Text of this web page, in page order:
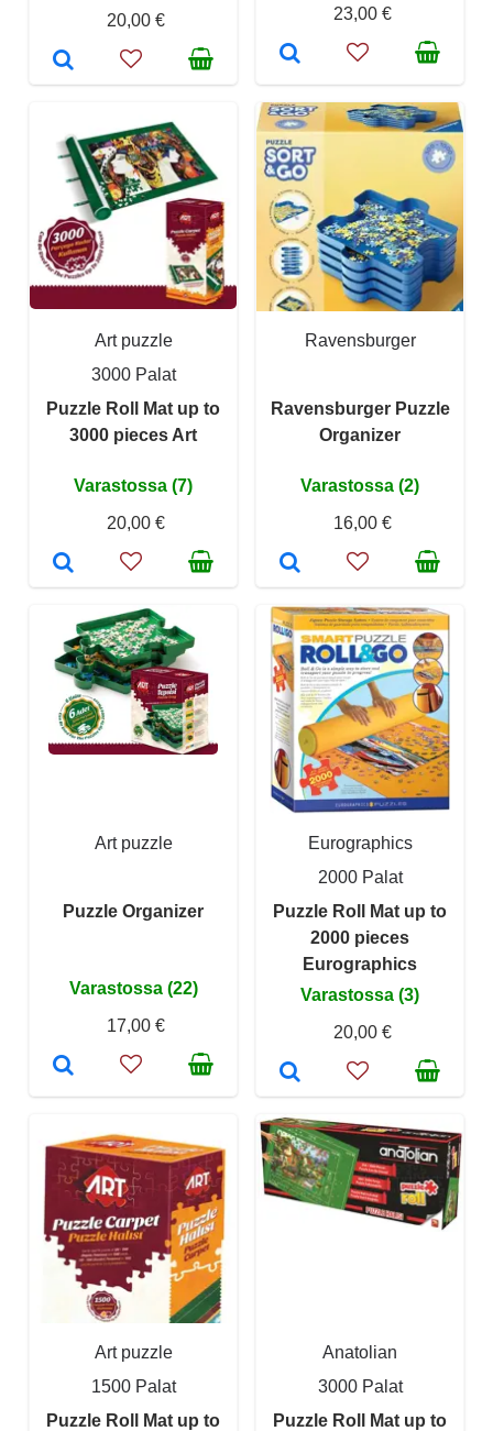
20,00 € 23,00 €
Art puzzle
3000 Palat
Puzzle Roll Mat up to
3000 pieces Art
Varastossa (7)
20,00 €
Ravensburger
Ravensburger Puzzle
Organizer
Varastossa (2)
16,00 €
Art puzzle
Puzzle Organizer
Varastossa (22)
17,00 €
Eurographics
2000 Palat
Puzzle Roll Mat up to
2000 pieces
Eurographics
Varastossa (3)
20,00 €
Art puzzle
1500 Palat
Puzzle Roll Mat up to
Anatolian
3000 Palat
Puzzle Roll Mat up to